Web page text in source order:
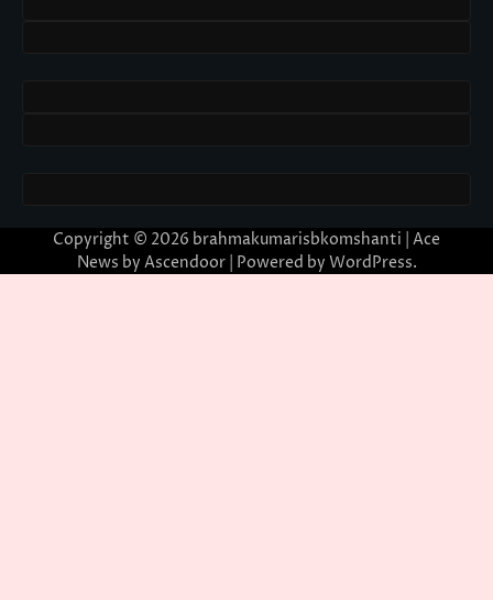
Copyright © 2026 brahmakumarisbkomshanti | Ace
News by Ascendoor| Powered by WordPress.